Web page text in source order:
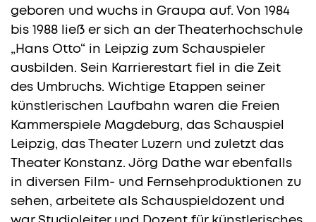
geboren und wuchs in Graupa auf. Von 1984
bis 1988 ließ er sich an der Theaterhochschule
„Hans Otto“ in Leipzig zum Schauspieler
ausbilden. Sein Karrierestart fiel in die Zeit
des Umbruchs. Wichtige Etappen seiner
künstlerischen Laufbahn waren die Freien
Kammerspiele Magdeburg, das Schauspiel
Leipzig, das Theater Luzern und zuletzt das
Theater Konstanz. Jörg Dathe war ebenfalls
in diversen Film- und Fernsehproduktionen zu
sehen, arbeitete als Schauspieldozent und